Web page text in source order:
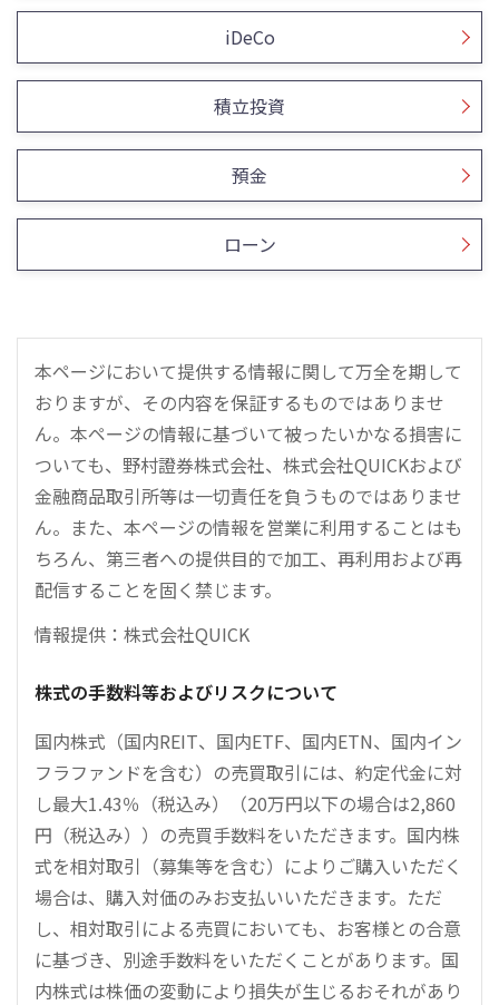
iDeCo
積立投資
預金
ローン
本ページにおいて提供する情報に関して万全を期して
おりますが、その内容を保証するものではありませ
ん。本ページの情報に基づいて被ったいかなる損害に
ついても、野村證券株式会社、株式会社QUICKおよび
金融商品取引所等は一切責任を負うものではありませ
ん。また、本ページの情報を営業に利用することはも
ちろん、第三者への提供目的で加工、再利用および再
配信することを固く禁じます。
情報提供：株式会社QUICK
株式の手数料等およびリスクについて
国内株式（国内REIT、国内ETF、国内ETN、国内イン
フラファンドを含む）の売買取引には、約定代金に対
し最大1.43％（税込み）（20万円以下の場合は2,860
円（税込み））の売買手数料をいただきます。国内株
式を相対取引（募集等を含む）によりご購入いただく
場合は、購入対価のみお支払いいただきます。ただ
し、相対取引による売買においても、お客様との合意
に基づき、別途手数料をいただくことがあります。国
内株式は株価の変動により損失が生じるおそれがあり